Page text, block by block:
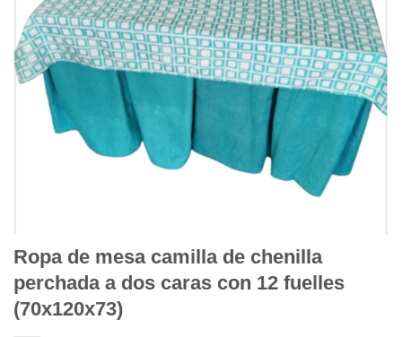
Ropa de mesa camilla de chenilla
perchada a dos caras con 12 fuelles
(70x120x73)